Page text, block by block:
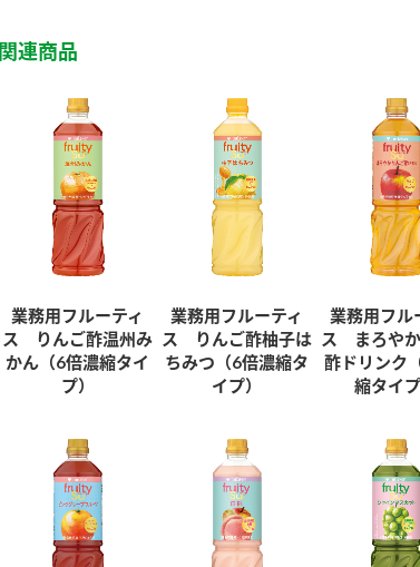
関連商品
業務用フルーティ
ス りんご酢温州み
かん（6倍濃縮タイ
プ）
業務用フルーティ
ス りんご酢柚子は
ちみつ（6倍濃縮タ
イプ）
業務用フル
ス まろや
酢ドリンク
縮タイプ